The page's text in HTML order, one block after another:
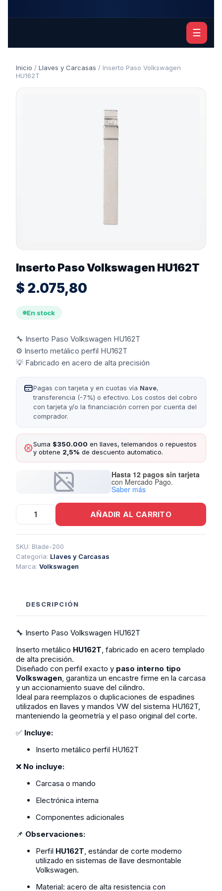
☰
Inicio / Llaves y Carcasas / Inserto Paso Volkswagen
HU162T
Inserto Paso Volkswagen HU162T
$ 2.075,80
En stock
🔧 Inserto Paso Volkswagen HU162T
⚙️ Inserto metálico perfil HU162T
💡 Fabricado en acero de alta precisión
Pagas con tarjeta y en cuotas vía Nave,
transferencia (-7%) o efectivo. Los costos del cobro
con tarjeta y/o la financiación corren por cuenta del
comprador.
Suma $350.000 en llaves, telemandos o repuestos
y obtene 2,5% de descuento automatico.
Hasta 12 pagos sin tarjeta
con Mercado Pago.
Saber más
Inserto
Volkswagen
HU162T
cantidad
AÑADIR AL CARRITO
SKU: Blade-200
Categoría: Llaves y Carcasas
Marca: Volkswagen
DESCRIPCIÓN
🔧 Inserto Paso Volkswagen HU162T
Inserto metálico HU162T, fabricado en acero templado
de alta precisión.
Diseñado con perfil exacto y paso interno tipo
Volkswagen, garantiza un encastre firme en la carcasa
y un accionamiento suave del cilindro.
Ideal para reemplazos o duplicaciones de espadines
utilizados en llaves y mandos VW del sistema HU162T,
manteniendo la geometría y el paso original del corte.
✅ Incluye:
Inserto metálico perfil HU162T
❌ No incluye:
Carcasa o mando
Electrónica interna
Componentes adicionales
📌 Observaciones:
Perfil HU162T, estándar de corte moderno
utilizado en sistemas de llave desmontable
Volkswagen.
Material: acero de alta resistencia con